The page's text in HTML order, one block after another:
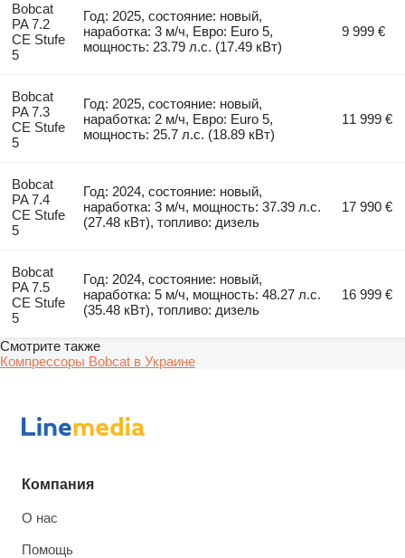
Bobcat
PA 7.2
CE Stufe
5
Год: 2025, состояние: новый,
наработка: 3 м/ч, Евро: Euro 5,
мощность: 23.79 л.с. (17.49 кВт)
9 999 €
Bobcat
PA 7.3
CE Stufe
5
Год: 2025, состояние: новый,
наработка: 2 м/ч, Евро: Euro 5,
мощность: 25.7 л.с. (18.89 кВт)
11 999 €
Bobcat
PA 7.4
CE Stufe
5
Год: 2024, состояние: новый,
наработка: 3 м/ч, мощность: 37.39 л.с.
(27.48 кВт), топливо: дизель
17 990 €
Bobcat
PA 7.5
CE Stufe
5
Год: 2024, состояние: новый,
наработка: 5 м/ч, мощность: 48.27 л.с.
(35.48 кВт), топливо: дизель
16 999 €
Смотрите также
Компрессоры Bobcat в Украине
Компания
О нас
Помощь